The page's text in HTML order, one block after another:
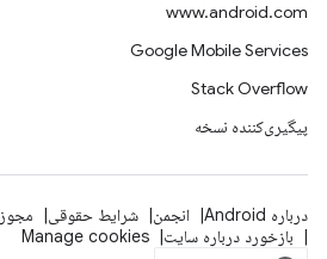
www.android.com
Google Mobile Services
Stack Overflow
پیگیری‌کننده نسخه
درباره Android انجمن شرایط حقوقی مجوز
بازخورد درباره سایت
Manage cookies